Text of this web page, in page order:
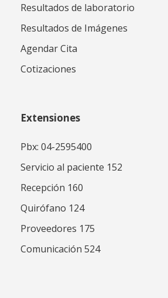
Resultados de laboratorio
Resultados de Imágenes
Agendar Cita
Cotizaciones
Extensiones
Pbx: 04-2595400
Servicio al paciente 152
Recepción 160
Quirófano 124
Proveedores 175
Comunicación 524